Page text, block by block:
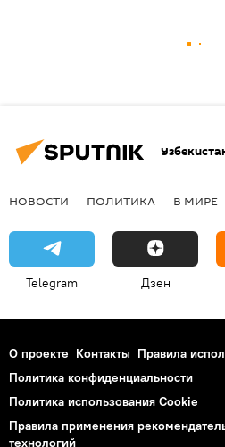
НОВОСТИ ПОЛИТИКА В МИРЕ
Telegram Дзен
О проекте Контакты Правила
Политика конфиденциальности
Политика использования Cookie
Правила применения
технологий